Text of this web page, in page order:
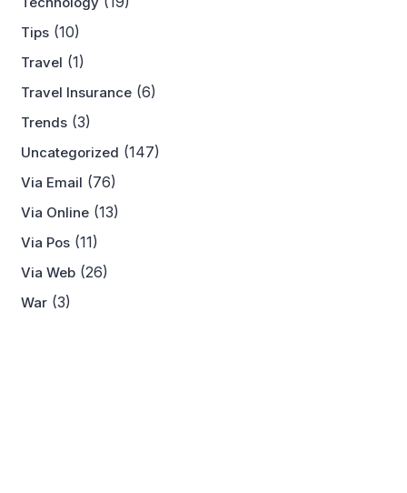
Tips (10)
Travel (1)
Travel Insurance (6)
Trends (3)
Uncategorized (147)
Via Email (76)
Via Online (13)
Via Pos (11)
Via Web (26)
War (3)